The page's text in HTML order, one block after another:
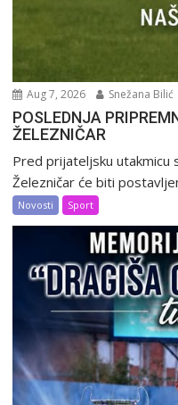
Aug 7, 2026 Snežana Bilić
POSLEDNJA
ŽELEZNIČAR
Pred prijateljsku utakmicu
Železničar će biti
Novosti Sport